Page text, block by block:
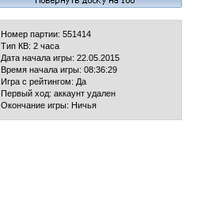
Номер партии: 551414
Тип КВ: 2 часа
Дата начала игры: 22.05.2015
Время начала игры: 08:36:29
Игра с рейтингом: Да
Первый ход: аккаунт удален
Окончание игры: Ничья